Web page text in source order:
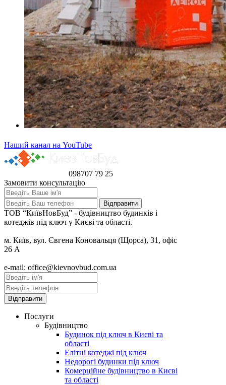
Наший канал на YouTube
098707 79 25
Замовити консультацію
ТОВ “КиївНовБуд” - будівництво будинків і
котеджів під ключ у Києві та області.
м. Київ, вул. Євгена Коновальця (Щорса), 31, офіс
26 А
e-mail: office@kievnovbud.com.ua
Послуги
Будівництво
Будинок під ключ в Києві та
області
Елітні котеджі під ключ
Недорогі будинки під ключ
Комерційне будівництво в Києві
та області